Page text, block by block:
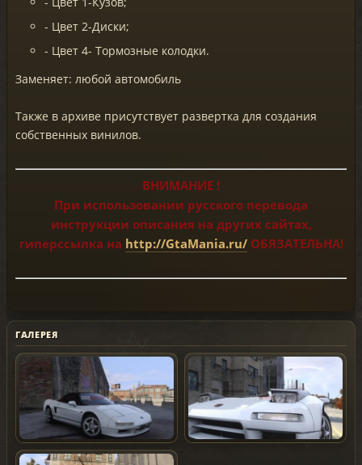
- Цвет 2-Диски;
- Цвет 4- Тормозные колодки.
Заменяет: любой автомобиль
Также в архиве присутствует развертка для создания
собственных винилов.
ВНИМАНИЕ !
При использовании русского перевода
инструкции описания на других сайтах,
гиперссылка на http://GtaMania.ru/ОБЯЗАТЕЛЬНА!
ГАЛЕРЕЯ